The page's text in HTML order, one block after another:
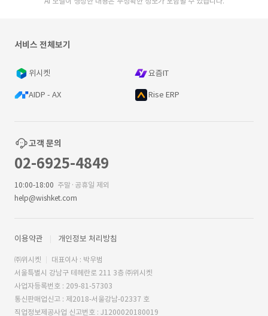
서비스 전체보기
위시켓 요즘IT
AIDP - AX Rise ERP
고객 문의
02-6925-4849
10:00-18:00 주말·공휴일 제외
help@wishket.com
이용약관 개인정보 처리방침
㈜위시켓
대표이사 : 박우범
서울특별시 강남구 테헤란로 211 3층 ㈜위시켓
사업자등록번호 : 209-81-57303
통신판매업신고 : 제2018-서울강남-02337 호
직업정보제공사업 신고번호 : J1200020180019